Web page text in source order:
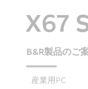
X67
B&R製品のご
産業用PC